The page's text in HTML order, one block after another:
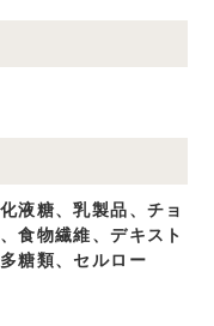
液糖、乳製品、チョ
食物繊維、デキスト
糖類、セルロー